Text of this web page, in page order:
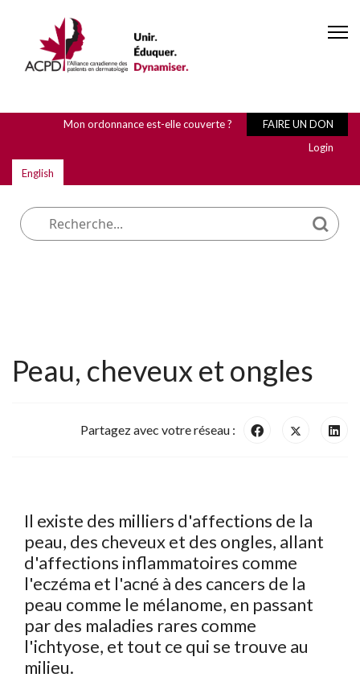
Mon ordonnance est-elle couverte ?
FAIRE UN DON
Login
English
Que cherchez-vous
Peau, cheveux et ongles
Partagez avec votre réseau :
Il existe des milliers d'affections de la
peau, des cheveux et des ongles, allant
d'affections inflammatoires comme
l'eczéma et l'acné à des cancers de la
peau comme le mélanome, en passant
par des maladies rares comme
l'ichtyose, et tout ce qui se trouve au
milieu.